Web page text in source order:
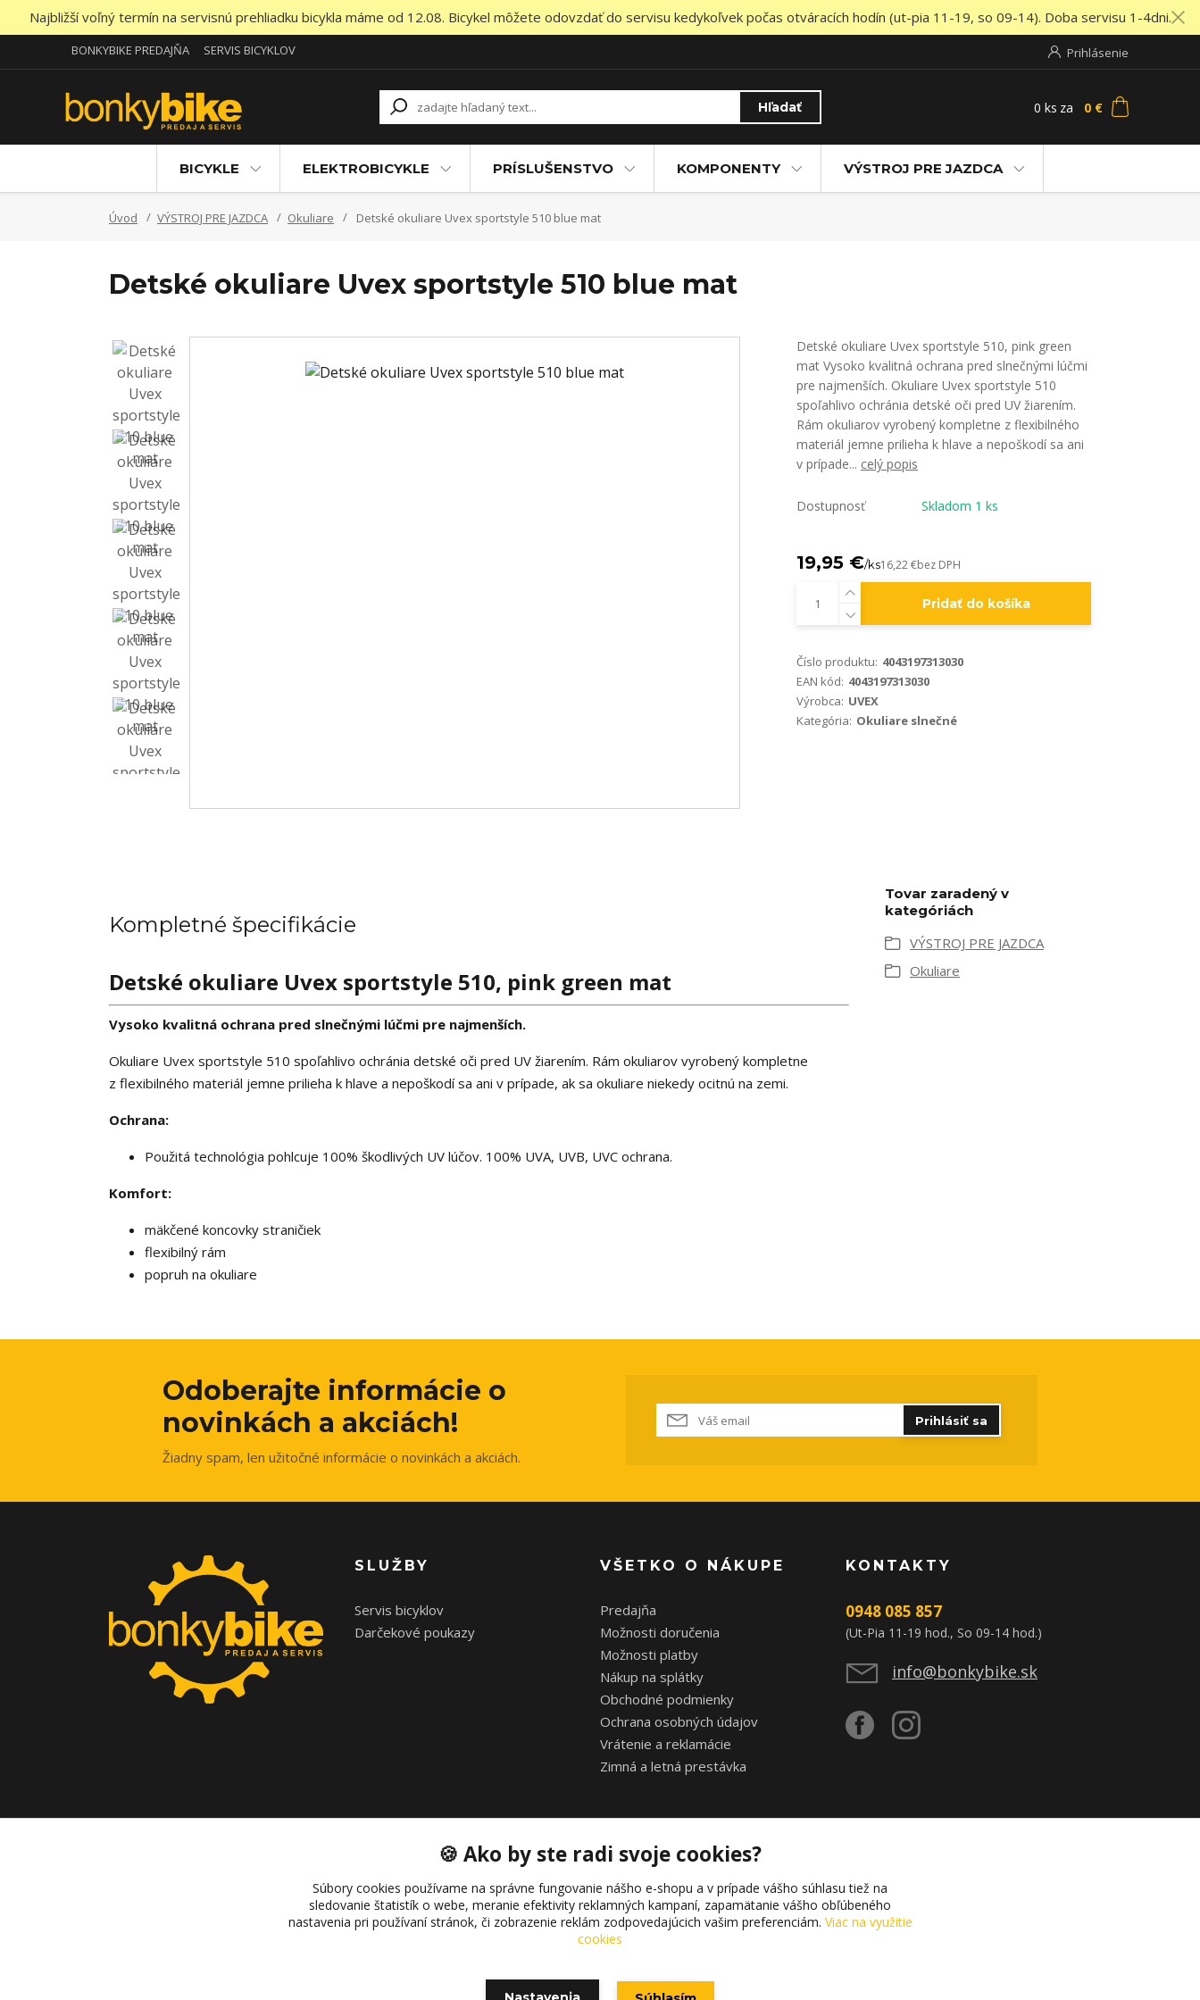
Najbližší voľný termín na servisnú prehliadku bicykla máme od 12.08. Bicykel môžete odovzdať do servisu kedykoľvek počas otváracích hodín (ut-pia 11-19, so 09-14). Doba servisu 1-4dni.
BONKYBIKE PREDAJŇA SERVIS BICYKLOV Prihlásenie
Hľadať 0 ks za 0 €
BICYKLE ELEKTROBICYKLE PRÍSLUŠENSTVO KOMPONENTY VÝSTROJ PRE JAZDCA
Úvod VÝSTROJ PRE JAZDCA Okuliare Detské okuliare Uvex sportstyle 510 blue mat
Detské okuliare Uvex sportstyle 510 blue mat
Detské okuliare Uvex sportstyle 510, pink green
mat Vysoko kvalitná ochrana pred slnečnými lúčmi
pre najmenších. Okuliare Uvex sportstyle 510
spoľahlivo ochránia detské oči pred UV žiarením.
Rám okuliarov vyrobený kompletne z flexibilného
materiál jemne prilieha k hlave a nepoškodí sa ani
v prípade... celý popis
Dostupnosť Skladom 1 ks
19,95 €/ks16,22 €bez DPH
Pridať do košíka
Číslo produktu: 4043197313030
EAN kód: 4043197313030
Výrobca: UVEX
Kategória: Okuliare slnečné
Kompletné špecifikácie
Detské okuliare Uvex sportstyle 510, pink green mat
Vysoko kvalitná ochrana pred slnečnými lúčmi pre najmenších.
Okuliare Uvex sportstyle 510 spoľahlivo ochránia detské oči pred UV žiarením. Rám okuliarov vyrobený kompletne
z flexibilného materiál jemne prilieha k hlave a nepoškodí sa ani v prípade, ak sa okuliare niekedy ocitnú na zemi.
Ochrana:
Použitá technológia pohlcuje 100% škodlivých UV lúčov. 100% UVA, UVB, UVC ochrana.
Komfort:
mäkčené koncovky straničiek
flexibilný rám
popruh na okuliare
Tovar zaradený v
kategóriách
VÝSTROJ PRE JAZDCA
Okuliare
Odoberajte informácie o
novinkách a akciách!
Žiadny spam, len užitočné informácie o novinkách a akciách.
Prihlásiť sa
SLUŽBY
Servis bicyklov
Darčekové poukazy
VŠETKO O NÁKUPE
Predajňa
Možnosti doručenia
Možnosti platby
Nákup na splátky
Obchodné podmienky
Ochrana osobných údajov
Vrátenie a reklamácie
Zimná a letná prestávka
KONTAKTY
0948 085 857
(Ut-Pia 11-19 hod., So 09-14 hod.)
info@bonkybike.sk
Copyright © 2021 bonkybike.sk
🍪 Ako by ste radi svoje cookies?
Súbory cookies používame na správne fungovanie nášho e-shopu a v prípade vášho súhlasu tiež na
sledovanie štatistík o webe, meranie efektivity reklamných kampaní, zapamätanie vášho obľúbeného
nastavenia pri používaní stránok, či zobrazenie reklám zodpovedajúcich vašim preferenciám. Viac na využitie
cookies